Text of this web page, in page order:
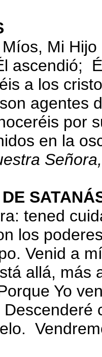
Mi
ascendió;
a los
agentes
por
en la
tened
los
Venid a
allá, más
Yo